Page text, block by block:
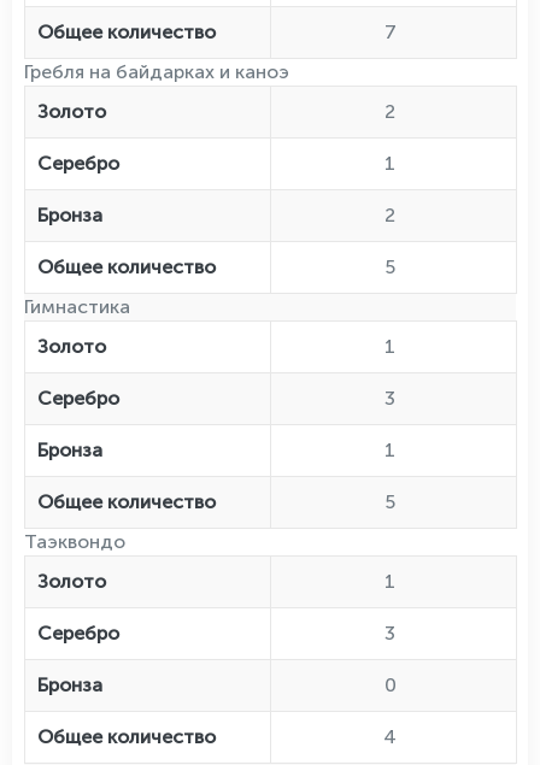
Общее количество
7
Гребля на байдарках и каноэ
Золото
2
Серебро 1
Бронза 2
Общее количество
5
Гимнастика
Золото
1
Серебро 3
Бронза 1
Общее количество
5
Таэквондо
Золото
1
Серебро 3
Бронза 0
Общее количество 4